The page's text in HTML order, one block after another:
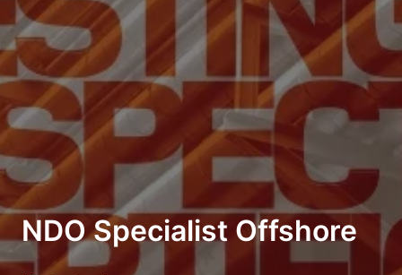
NDO Specialist Offshore